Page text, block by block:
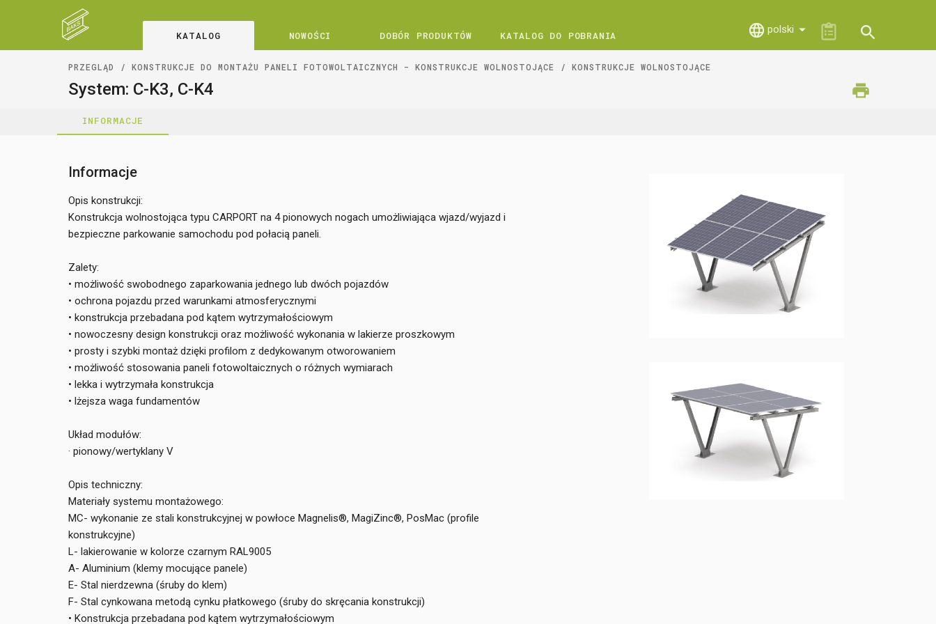
KATALOG NOWOŚCI DOBÓR PRODUKTÓW KATALOG DO POBRANIA polski
PRZEGLĄD KONSTRUKCJE DO MONTAŻU PANELI FOTOWOLTAICZNYCH - KONSTRUKCJE WOLNOSTOJĄCE KONSTRUKCJE WOLNOSTOJĄCE
System: C-K3, C-K4
INFORMACJE
Informacje
Opis konstrukcji:
Konstrukcja wolnostojąca typu CARPORT na 4 pionowych nogach umożliwiająca wjazd/wyjazd i
bezpieczne parkowanie samochodu pod połacią paneli.
Zalety:
• możliwość swobodnego zaparkowania jednego lub dwóch pojazdów
• ochrona pojazdu przed warunkami atmosferycznymi
• konstrukcja przebadana pod kątem wytrzymałościowym
• nowoczesny design konstrukcji oraz możliwość wykonania w lakierze proszkowym
• prosty i szybki montaż dzięki profilom z dedykowanym otworowaniem
• możliwość stosowania paneli fotowoltaicznych o różnych wymiarach
• lekka i wytrzymała konstrukcja
• lżejsza waga fundamentów
Układ modułów:
· pionowy/wertyklany V
Opis techniczny:
Materiały systemu montażowego:
MC- wykonanie ze stali konstrukcyjnej w powłoce Magnelis®, MagiZinc®, PosMac (profile
konstrukcyjne)
L- lakierowanie w kolorze czarnym RAL9005
A- Aluminium (klemy mocujące panele)
E- Stal nierdzewna (śruby do klem)
F- Stal cynkowana metodą cynku płatkowego (śruby do skręcania konstrukcji)
• Konstrukcja przebadana pod kątem wytrzymałościowym